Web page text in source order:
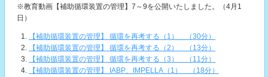
※教育動画【補助循環装置の管理】7～9を公開いたしました。（4月1
日）
【補助循環装置の管理】 循環を再考する（1） （30分）
【補助循環装置の管理】 循環を再考する（2） （13分）
【補助循環装置の管理】 循環を再考する（3） （11分）
【補助循環装置の管理】 IABP、IMPELLA（1） （18分）